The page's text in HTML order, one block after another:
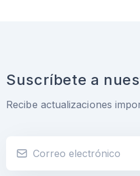
Suscríbete a
Recibe actualizaciones